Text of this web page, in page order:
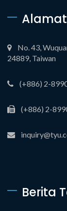
No. 43,
24889, Taiwan
(+886) 2-
(+886) 2-
Berita